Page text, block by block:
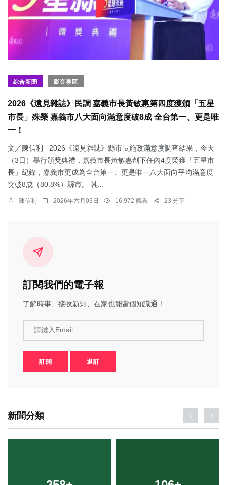
綜合新聞 影音專區
2026《遠見雜誌》民調 嘉義市長黃敏惠第四度獲頒「五星
市長」殊榮 嘉義市八大面向滿意度破8成 全台第一、更是唯
一！
文／陳信利 2026《遠見雜誌》縣市長施政滿意度調查結果，今天
（3日）舉行頒獎典禮，嘉義市長黃敏惠創下任內4度榮獲「五星市
長」紀錄，嘉義市更成為全台第一、更是唯一八大面向平均滿意度
突破8成（80.8%）縣市。 其...
陳信利 2026年六月03日 16,972 觀看 23 分享
訂閱我們的電子報
了解時事、接收新知、在家也能當個知識通！
請鍵入Email
訂閱 退訂
新聞分類